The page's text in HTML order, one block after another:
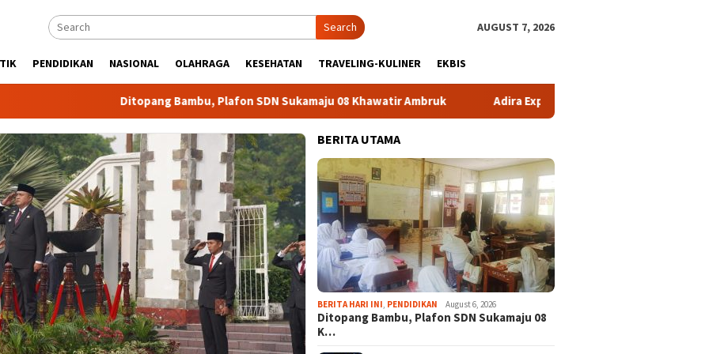
Search AUGUST 7, 2026
PENDIDIKAN NASIONAL OLAHRAGA KESEHATAN TRAVELING-KULINER EKBIS
Ditopang Bambu, Plafon SDN Sukamaju 08 Khawatir Ambruk Adira Expo Merdeka Tawarkan Bunga 1,76 Persen
BERITA UTAMA
BERITA HARI INI PENDIDIKAN August 6, 2026
Ditopang Bambu, Plafon SDN Sukamaju 08
K…